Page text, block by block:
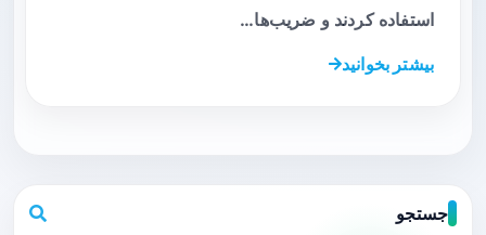
استفاده کردند و ضریب‌ها…
بیشتر بخوانید
جستجو